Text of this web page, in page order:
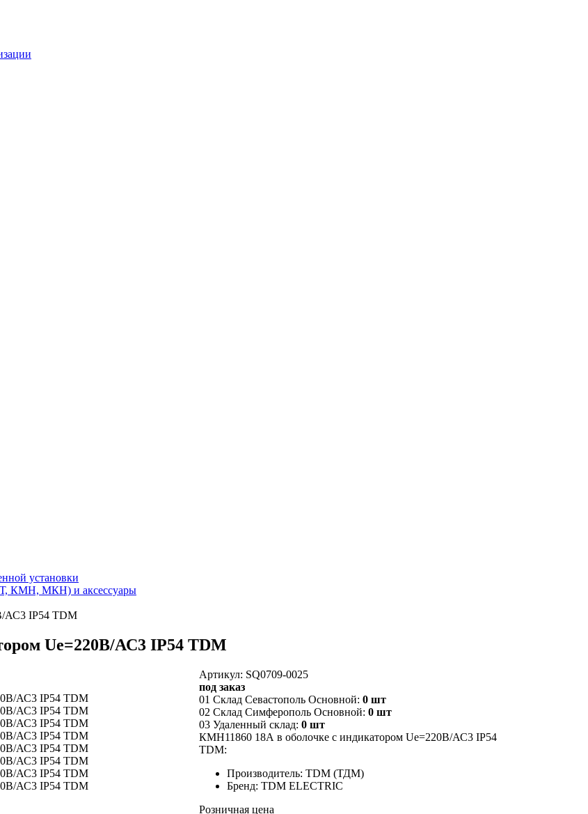
установки
КМН, МКН) и аксессуары
АС3 IP54 TDM
Ue=220В/АС3 IP54 TDM
Артикул: SQ0709-0025
под заказ
01 Склад Севастополь Основной: 0 шт
02 Склад Симферополь Основной: 0 шт
03 Удаленный склад: 0 шт
КМН11860 18А в оболочке с индикатором Ue=220В/АС3 IP54
TDM:
Производитель: TDM (ТДМ)
Бренд: TDM ELECTRIC
Розничная цена